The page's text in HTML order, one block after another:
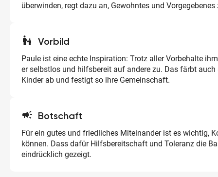
überwinden, regt dazu an, Gewohntes und
escalator_warning Vorbild
Paule ist eine echte Inspiration: Trotz aller Vorbehalte
er selbstlos und hilfsbereit auf andere zu. Das färbt auch
Kinder ab und festigt so ihre Gemeinschaft.
campaign Botschaft
Für ein gutes und friedliches Miteinander ist es wichtig,
können. Dass dafür Hilfsbereitschaft und Toleranz die
eindrücklich gezeigt.